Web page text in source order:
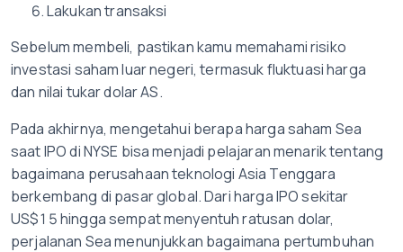
Lakukan transaksi
Sebelum membeli, pastikan kamu memahami risiko
investasi saham luar negeri, termasuk fluktuasi harga
dan nilai tukar dolar AS.
Pada akhirnya, mengetahui berapa harga saham Sea
saat IPO di NYSE bisa menjadi pelajaran menarik tentang
bagaimana perusahaan teknologi Asia Tenggara
berkembang di pasar global. Dari harga IPO sekitar
US$15 hingga sempat menyentuh ratusan dolar,
perjalanan Sea menunjukkan bagaimana pertumbuhan